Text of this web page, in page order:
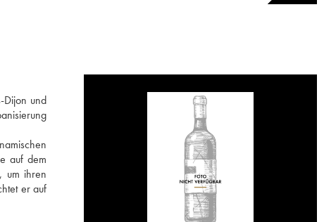
Dijon und
auf dem
um ihren
er auf